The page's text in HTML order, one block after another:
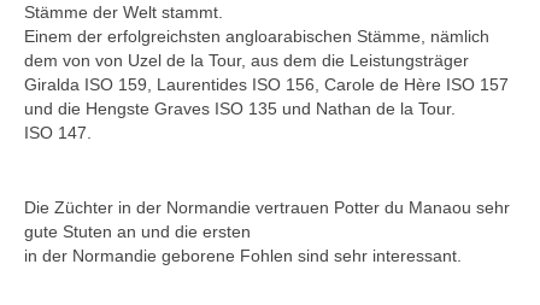
Ranaa – Rohan – Concetto Famos – Lancer II
– Grannus – Argentinus
Ragna – Rohan – Concetto Famos – Lancer II
– Grannus – Argentinus
Cora – Caretano – Caletto I – Lantaan
Issilda – I’m Special de Muze – Escudo –
Stämme der Welt stammt.
Einem der erfolgreichsten angloarabischen Stämme, nämlich
dem von von Uzel de la Tour, aus dem die Leistungsträger
Giralda ISO 159, Laurentides ISO 156, Carole de Hère ISO 157
und die Hengste Graves ISO 135 und Nathan de la Tour.
ISO 147.
Die Züchter in der Normandie vertrauen Potter du Manaou sehr
gute Stuten an und die ersten
in der Normandie geborene Fohlen sind sehr interessant.